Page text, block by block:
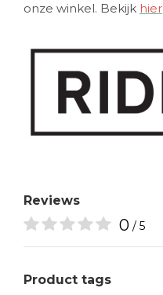
onze winkel. Bekijk hier
Reviews
0 / 5
Product tags